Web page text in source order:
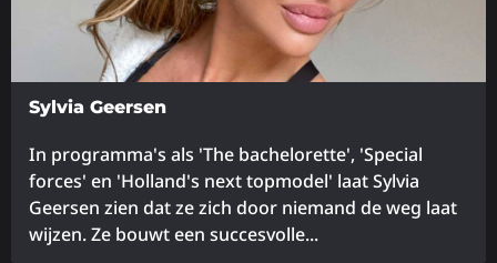
Sylvia Geersen
In programma's als 'The bachelorette', 'Special
forces' en 'Holland's next topmodel' laat Sylvia
Geersen zien dat ze zich door niemand de weg laat
wijzen. Ze bouwt een succesvolle...